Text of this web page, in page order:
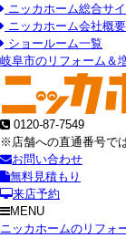
ニッカホーム総合サイ
ニッカホーム会社概要
ショールーム一覧
岐阜市のリフォーム＆
0120-87-7549
※店舗への直通番号で
お問い合わせ
無料見積もり
来店予約
MENU
ニッカホームのリフォ